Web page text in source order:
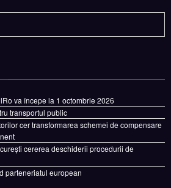
transportul public
cer transformarea schemei de compensare
cererea deschiderii procedurii de
european